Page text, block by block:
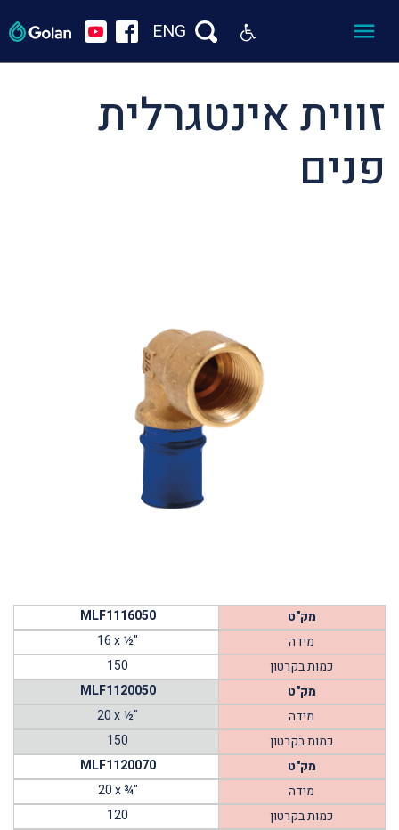
ENG
זווית אינטגרלית
פנים
מק"ט
MLF1116050
מידה
16 x ½"
כמות בקרטון
150
מק"ט
MLF1120050
מידה
20 x ½"
כמות בקרטון
150
מק"ט
MLF1120070
מידה
20 x ¾"
כמות בקרטון
120